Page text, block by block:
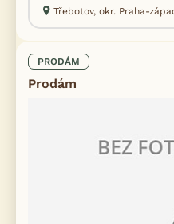
Třebotov, okr. Praha-
PRODÁM
Prodám